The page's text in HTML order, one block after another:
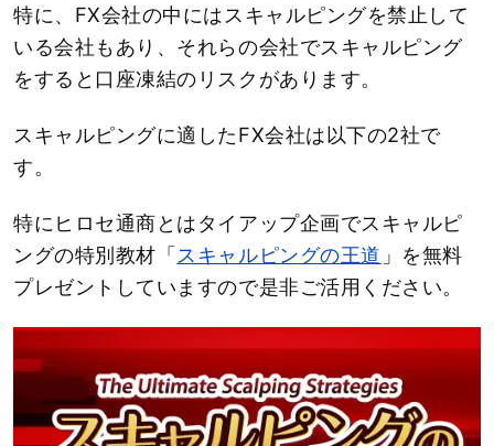
特に、FX会社の中にはスキャルピングを禁止して
いる会社もあり、それらの会社でスキャルピング
をすると口座凍結のリスクがあります。
スキャルピングに適したFX会社は以下の2社で
す。
特にヒロセ通商とはタイアップ企画でスキャルピ
ングの特別教材「スキャルピングの王道 」を無料
プレゼントしていますので是非ご活用ください。